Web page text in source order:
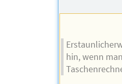
hin, wenn